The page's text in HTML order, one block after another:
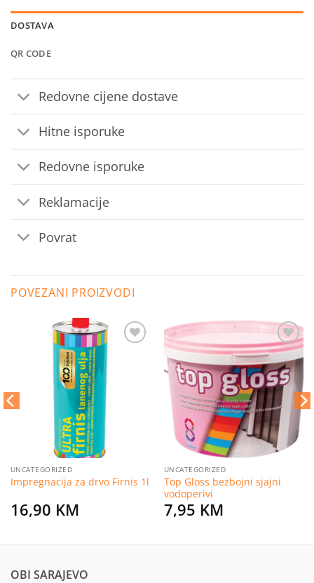
DOSTAVA
QR CODE
Redovne cijene dostave
Hitne isporuke
Redovne isporuke
Reklamacije
Povrat
POVEZANI PROIZVODI
UNCATEGORIZED
Impregnacija za drvo Firnis 1l
16,90 KM
Dodaj
na
listu
želja
UNCATEGORIZED
Top Gloss bezbojni sjajni
vodoperivi
7,95 KM
OBI SARAJEVO